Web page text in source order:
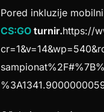
Pored inkluzije
CS:GO turnir.https://